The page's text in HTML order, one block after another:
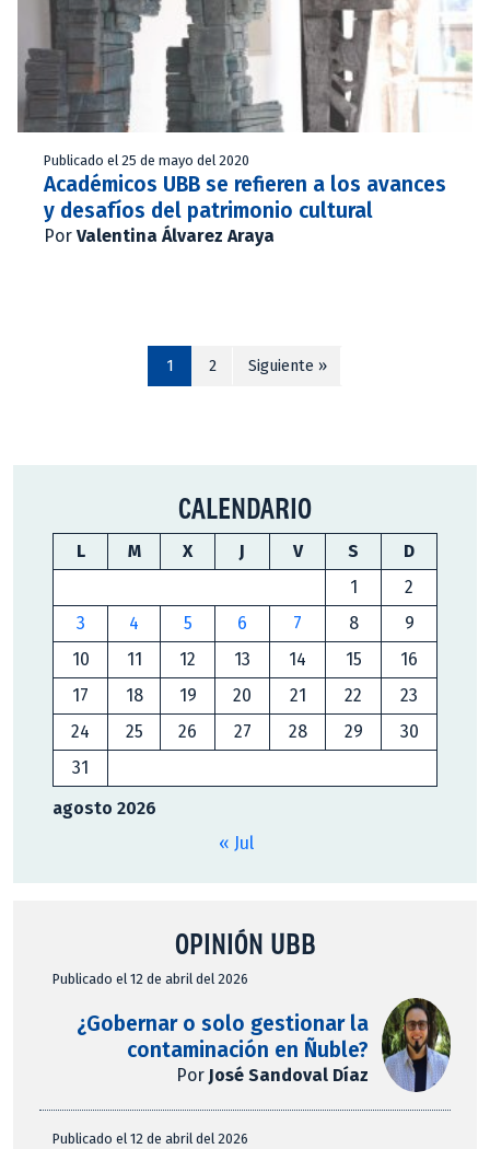
Publicado el 25 de mayo del 2020
Académicos UBB se refieren a los avances
y desafíos del patrimonio cultural
Por Valentina Álvarez Araya
1 2 Siguiente »
CALENDARIO
agosto 2026
L M X J V S
D
1
2
3
4 5 6 7 8
9
10
11 12 13 14 15
16
17
18 19 20 21 22
23
24
25 26 27 28 29
30
31
« Jul
OPINIÓN UBB
Publicado el 12 de abril del 2026
¿Gobernar o solo gestionar la
contaminación en Ñuble?
Por José Sandoval Díaz
Publicado el 12 de abril del 2026